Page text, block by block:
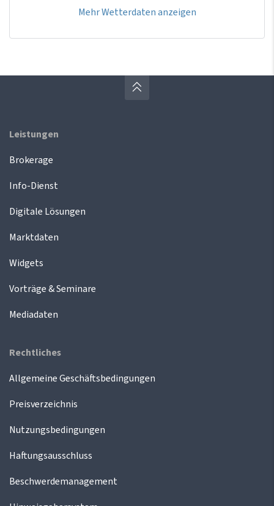
Mehr Wetterdaten anzeigen
Leistungen
Brokerage
Info-Dienst
Digitale Lösungen
Marktdaten
Widgets
Vorträge & Seminare
Mediadaten
Rechtliches
Allgemeine Geschäftsbedingungen
Preisverzeichnis
Nutzungsbedingungen
Haftungsausschluss
Beschwerdemanagement